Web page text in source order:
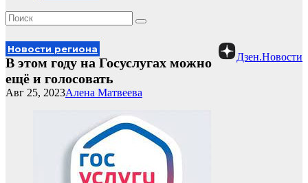
Дзен.Новости
Новости региона
В этом году на Госуслугах можно
ещё и голосовать
Алена Матвеева
Авг 25, 2023